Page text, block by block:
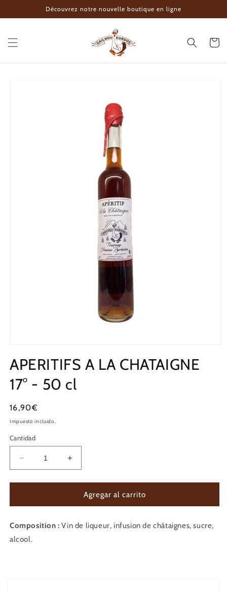
directamente
al contenido
Découvrez notre nouvelle boutique en ligne
Carrito
APERITIFS A LA CHATAIGNE
17° - 50 cl
Precio
habitual
16,90€
Impuesto incluido.
Cantidad
Reducir
cantidad
para
A
CHATAIGNE
17°
Aumentar
cantidad
para
APERITIFS
A
CHATAIGNE
Agregar al carrito
Composition : Vin de liqueur, infusion de châtaignes, sucre,
alcool.